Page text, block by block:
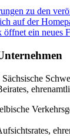
zu den
auf der
ein neues